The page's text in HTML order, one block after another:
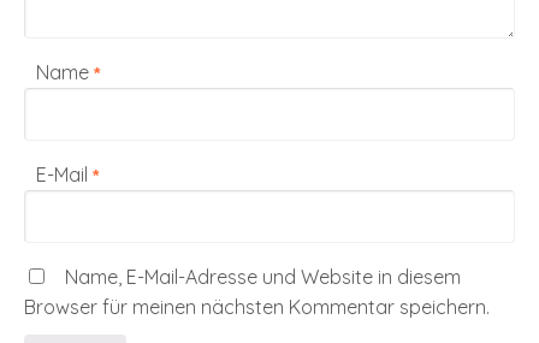
Name *
E-Mail *
Name, E-Mail-Adresse und Website in diesem
Browser für meinen nächsten Kommentar speichern.